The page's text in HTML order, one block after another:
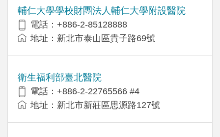
輔仁大學學校財團法人輔仁大學附設醫院
電話：+886-2-85128888
地址：新北市泰山區貴子路69號
衛生福利部臺北醫院
電話：+886-2-22765566 #4
地址：新北市新莊區思源路127號